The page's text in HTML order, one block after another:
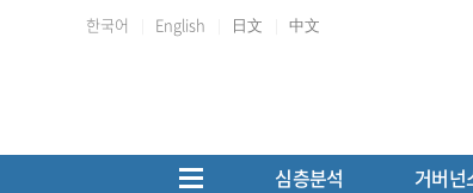
한국어 English 日文 中文
심층분석 거버넌